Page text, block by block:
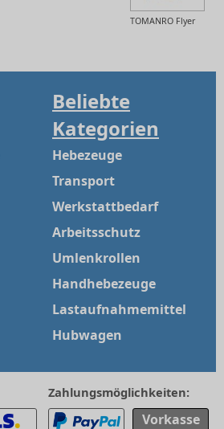
TOMANRO Flyer
Beliebte
Kategorien
Hebezeuge
Transport
Werkstattbedarf
Arbeitsschutz
Umlenkrollen
Handhebezeuge
Lastaufnahmemittel
Hubwagen
Zahlungsmöglichkeiten:
Vorkasse